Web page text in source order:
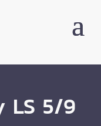
LS 5/9